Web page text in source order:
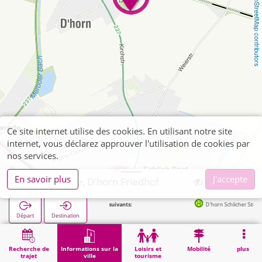
OpenStreetMap contributors
Recherche de
trajet
Informations sur la
ville
Loisirs et
tourisme
Mobilité plus
Langerwehe, D'horn Friedhof
Départ Destination
Arrêts suivants: D'horn Schlicher Str. in 261m
Démarrage Informations sur la ville Langerwehe, D'horn Friedhof
Ce site internet utilise des cookies. En utilisant notre site
internet, vous déclarez approuver l'utilisation de cookies par
nos services.
En savoir plus
J'accepte